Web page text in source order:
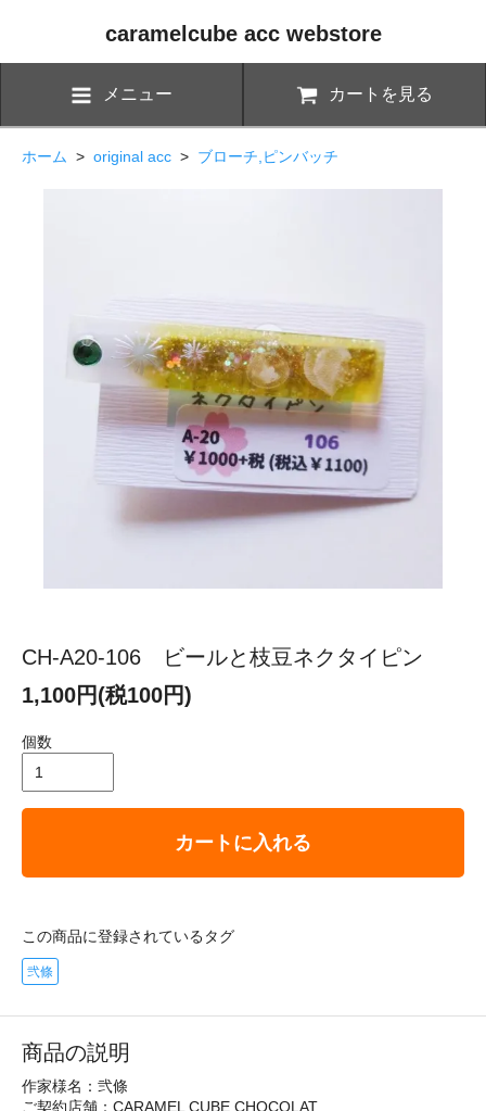
caramelcube acc webstore
メニュー カートを見る
ホーム > original acc > ブローチ,ピンバッチ
CH-A20-106 ビールと枝豆ネクタイピン
1,100円(税100円)
個数
カートに入れる
この商品に登録されているタグ
弐條
商品の説明
作家様名：弐條
ご契約店舗：CARAMEL CUBE CHOCOLAT